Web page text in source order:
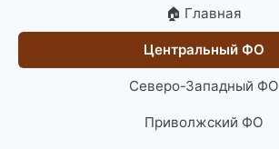
🏠 Главная
Центральный ФО
Северо-Западный ФО
Приволжский ФО